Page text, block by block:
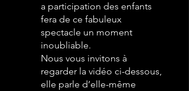
a participation des enfants
fera de ce fabuleux
spectacle un moment
inoubliable.
Nous vous invitons à
regarder la vidéo ci-dessous,
elle parle d’elle-même